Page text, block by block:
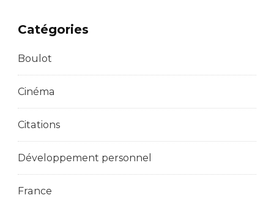
Catégories
Boulot
Cinéma
Citations
Développement personnel
France